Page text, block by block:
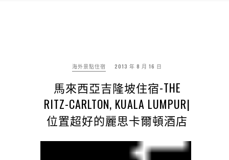
海外景點住宿 2013 年 8 月 16 日
馬來西亞吉隆坡住宿-THE
RITZ-CARLTON, KUALA LUMPUR|
位置超好的麗思卡爾頓酒店